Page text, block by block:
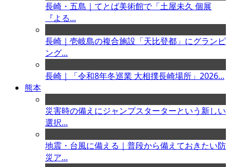
長崎・五島｜てとば美術館で「土屋未久 個展
『よる...
長崎｜壱岐島の複合施設「天比登都」にグランピ
ング...
長崎｜「令和8年冬巡業 大相撲長崎場所」2026...
熊本
災害時の備えにジャンプスターターという新しい
選択...
地震・台風に備える｜普段から備えておきたい防
災ア...